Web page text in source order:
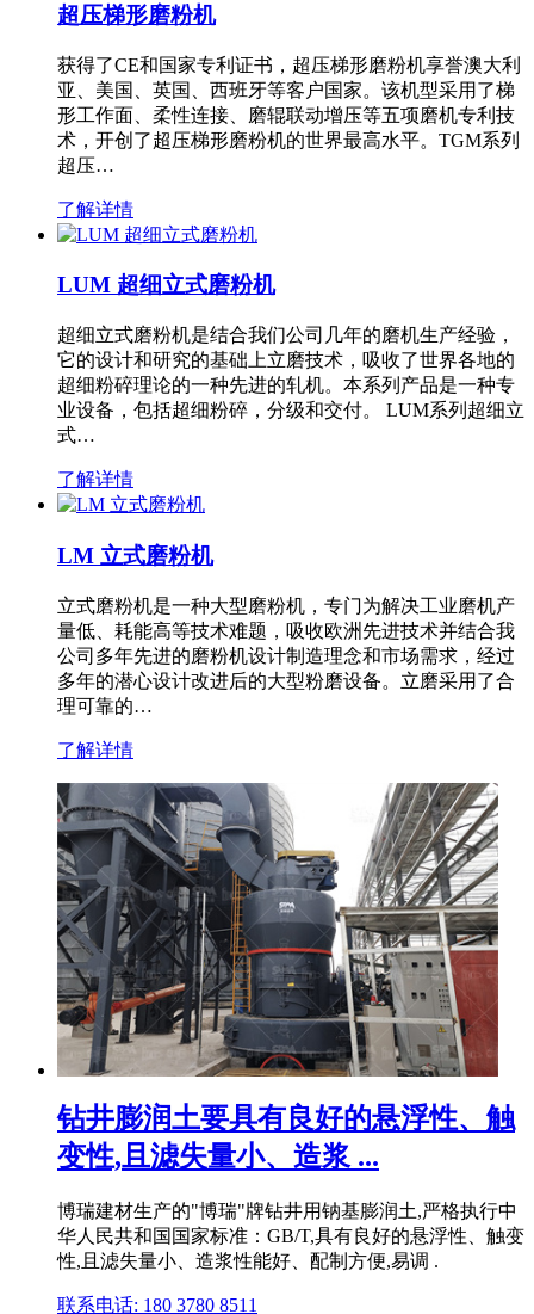
超压梯形磨粉机
获得了CE和国家专利证书，超压梯形磨粉机享誉澳大利
亚、美国、英国、西班牙等客户国家。该机型采用了梯
形工作面、柔性连接、磨辊联动增压等五项磨机专利技
术，开创了超压梯形磨粉机的世界最高水平。TGM系列
超压…
了解详情
LUM 超细立式磨粉机
超细立式磨粉机是结合我们公司几年的磨机生产经验，
它的设计和研究的基础上立磨技术，吸收了世界各地的
超细粉碎理论的一种先进的轧机。本系列产品是一种专
业设备，包括超细粉碎，分级和交付。 LUM系列超细立
式…
了解详情
LM 立式磨粉机
立式磨粉机是一种大型磨粉机，专门为解决工业磨机产
量低、耗能高等技术难题，吸收欧洲先进技术并结合我
公司多年先进的磨粉机设计制造理念和市场需求，经过
多年的潜心设计改进后的大型粉磨设备。立磨采用了合
理可靠的…
了解详情
钻井膨润土要具有良好的悬浮性、触
变性,且滤失量小、造浆 ...
博瑞建材生产的"博瑞"牌钻井用钠基膨润土,严格执行中
华人民共和国国家标准：GB/T,具有良好的悬浮性、触变
性,且滤失量小、造浆性能好、配制方便,易调 .
联系电话: 180 3780 8511